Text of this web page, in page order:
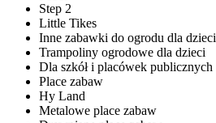
Step 2
Little Tikes
Inne zabawki do ogrodu dla dzieci
Trampoliny ogrodowe dla dzieci
Dla szkół i placówek publicznych
Place zabaw
Hy Land
Metalowe place zabaw